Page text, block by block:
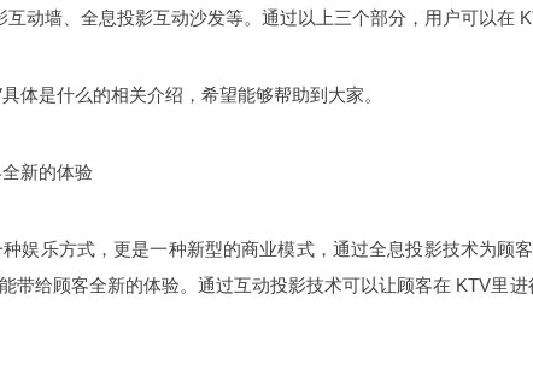
动墙、全息投影互动沙发等。通过以上三个部分，用户可以在
体是什么的相关介绍，希望能够帮助到大家。
新的体验
娱乐方式，更是一种新型的商业模式，通过全息投影技术为顾
带给顾客全新的体验。通过互动投影技术可以让顾客在 KTV里